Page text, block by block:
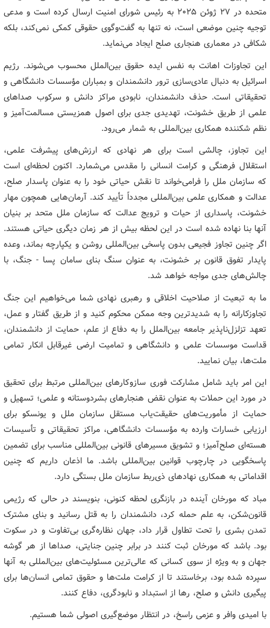
متحده در 27 ژوئن 2025 به رئیس شورای امنیت ارسال کرده است و مدعی
توجیه چنین موضعی است، نه تنها به گفت‌وگوی حقوقی کمکی نمی‌کند، بلکه
شکافی در معماری هنجاری صلح ایجاد می‌نماید.
این تجاوزات اهانت به نفس ایده حقوق بین‌الملل محسوب می‌شوند. رژیم
اسرائیل به دنبال عادی‌سازی ترور دانشمندان و بمباران مؤسسات دانشگاهی و
تحقیقاتی است. حذف دانشمندان، نابودی مراکز دانش و سرکوب صداهای
علمی از طریق خشونت، تهدیدی جدی برای اصول همزیستی مسالمت‌آمیز و
نظم شکننده همکاری بین‌المللی به شمار می‌رود.
این تجاوز، چالشی است برای هر نهادی که ارزش‌های پیشرفت علمی،
استقلال فرهنگی و کرامت انسانی را مقدس می‌شمارد. اکنون لحظه‌ای است
که سازمان ملل را فرامی‌خواند تا نقش حیاتی خود را به عنوان پاسدار صلح،
عدالت و همکاری علمی بین‌المللی مجدداً تأیید کند. آرمان‌هایی همچون مهار
خشونت، پاسداری از حیات و ترویج عدالت که سازمان ملل متحد بر بنیان
آنها بنا نهاده شده است در این لحظه بیش از هر زمان دیگری حیاتی هستند.
اگر چنین تجاوز فجیعی بدون پاسخی بین‌المللی روشن و یکپارچه بماند، وعده
پایدار تفوق قانون بر خشونت، به عنوان سنگ بنای سامان پسا - جنگ، با
چالش‌های جدی مواجه خواهد شد.
ما به تبعیت از صلاحیت اخلاقی و رهبری نهادی شما می‌خواهیم این جنگ
تجاوزکارانه را به شدیدترین وجه ممکن محکوم کنید و از طریق گفتار و عمل،
تعهد تزلزل‌ناپذیر جامعه بین‌الملل را به دفاع از علم، حمایت از دانشمندان،
قداست موسسات علمی و دانشگاهی و تمامیت ارضی غیرقابل انکار تمامی
ملت‌ها، بیان نمایید.
این امر باید شامل مشارکت فوری سازوکارهای بین‌المللی مرتبط برای تحقیق
در مورد این حملات به عنوان نقض هنجارهای بشردوستانه و علمی؛ تسهیل و
حمایت از مأموریت‌های حقیقت‌یاب مستقل سازمان ملل و یونسکو برای
ارزیابی خسارات وارده به مؤسسات دانشگاهی، مراکز تحقیقاتی و تأسیسات
هسته‌ای صلح‌آمیز؛ و تشویق مسیرهای قانونی بین‌المللی مناسب برای تضمین
پاسخگویی در چارچوب قوانین بین‌المللی باشد. ما اذعان داریم که چنین
اقداماتی به همکاری نهادهای ذی‌ربط سازمان ملل بستگی دارد.
مباد که مورخان آینده در بازنگری لحظه کنونی، بنویسند در حالی که رژیمی
قانون‌شکن، به علم حمله کرد، دانشمندان را به قتل رسانید و بنای مشترک
تمدن بشری را تحت تطاول قرار داد، جهان نظاره‌گری بی‌تفاوت و در سکوت
بود. باشد که مورخان ثبت کنند در برابر چنین جنایتی، صداها از هر گوشه
جهان و به ویژه از سوی کسانی که عالی‌ترین مسئولیت‌های بین‌المللی به آنها
سپرده شده بود، برخاستند تا از کرامت ملت‌ها و حقوق تمامی انسان‌ها برای
پیگیری دانش و صلح، رها از استبداد و نابودگری، دفاع کنند.
با امیدی وافر و عزمی راسخ، در انتظار موضع‌گیری اصولی شما هستیم.